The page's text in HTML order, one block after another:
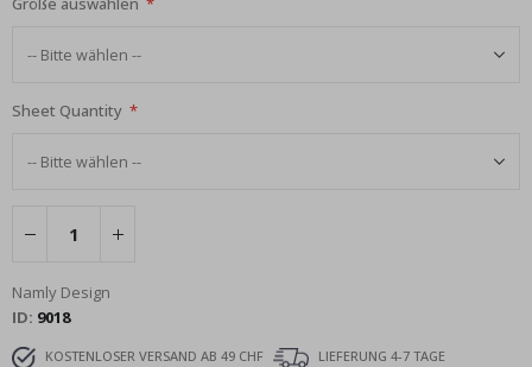
Sheet Quantity
Namly Design
ID 9018
KOSTENLOSER VERSAND AB 49 CHF
LIEFERUNG 4-7 TAGE